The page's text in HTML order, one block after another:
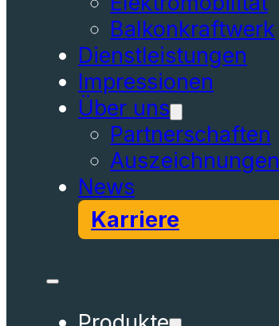
Balkonkraftwerk
Dienstleistungen
Impressionen
Über uns
Partnerschaften
Auszeichnungen
News
Karriere